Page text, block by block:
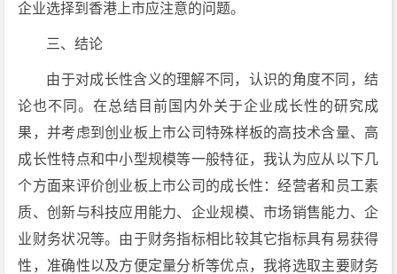
企业选择到香港上市应注意的问题。
三、结论
由于对成长性含义的理解不同，认识的角度不同，结
论也不同。在总结目前国内外关于企业成长性的研究成
果，并考虑到创业板上市公司特殊样板的高技术含量、高
成长性特点和中小型规模等一般特征，我认为应从以下几
个方面来评价创业板上市公司的成长性：经营者和员工素
质、创新与科技应用能力、企业规模、市场销售能力、企
业财务状况等。由于财务指标相比较其它指标具有易获得
性，准确性以及方便定量分析等优点，我将选取主要财务